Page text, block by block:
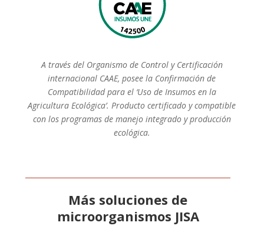
A través del Organismo de Control y Certificación
internacional CAAE, posee la Confirmación de
Compatibilidad para el ‘Uso de Insumos en la
Agricultura Ecológica’. Producto certificado y compatible
con los programas de manejo integrado y producción
ecológica.
Más soluciones de
microorganismos JISA